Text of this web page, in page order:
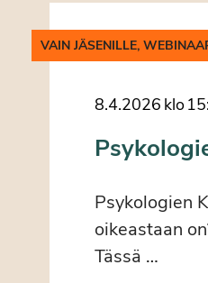
VAIN JÄSENILLE,
8.4.2026 klo
Psykologien
oikeastaan
Tässä …